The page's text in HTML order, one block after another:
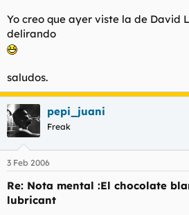
Yo creo que ayer viste la de David
delirando
saludos.
pepi_juani
Freak
3 Feb 2006
Re: Nota mental :El chocolate
lubricant